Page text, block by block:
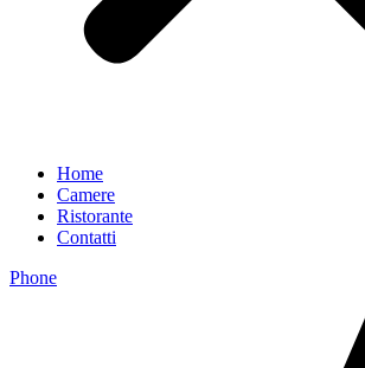
Home
Camere
Ristorante
Contatti
Phone